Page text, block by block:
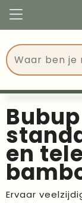
Tassen
Events
Give
Congres
Events
Kerst
Voetbal, EK
en
Ervaar